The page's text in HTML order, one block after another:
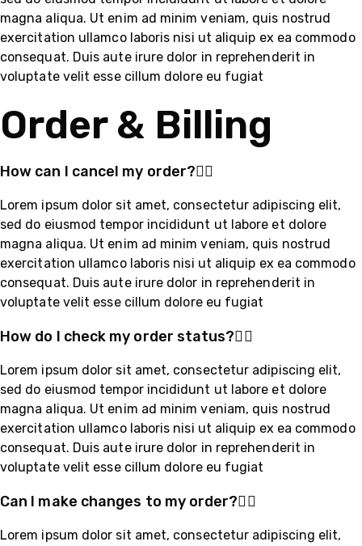
magna aliqua. Ut enim ad minim veniam, quis nostrud
exercitation ullamco laboris nisi ut aliquip ex ea commodo
consequat. Duis aute irure dolor in reprehenderit in
voluptate velit esse cillum dolore eu fugiat
Order & Billing
How can I cancel my order?
Lorem ipsum dolor sit amet, consectetur adipiscing elit,
sed do eiusmod tempor incididunt ut labore et dolore
magna aliqua. Ut enim ad minim veniam, quis nostrud
exercitation ullamco laboris nisi ut aliquip ex ea commodo
consequat. Duis aute irure dolor in reprehenderit in
voluptate velit esse cillum dolore eu fugiat
How do I check my order status?
Lorem ipsum dolor sit amet, consectetur adipiscing elit,
sed do eiusmod tempor incididunt ut labore et dolore
magna aliqua. Ut enim ad minim veniam, quis nostrud
exercitation ullamco laboris nisi ut aliquip ex ea commodo
consequat. Duis aute irure dolor in reprehenderit in
voluptate velit esse cillum dolore eu fugiat
Can I make changes to my order?
Lorem ipsum dolor sit amet, consectetur adipiscing elit,